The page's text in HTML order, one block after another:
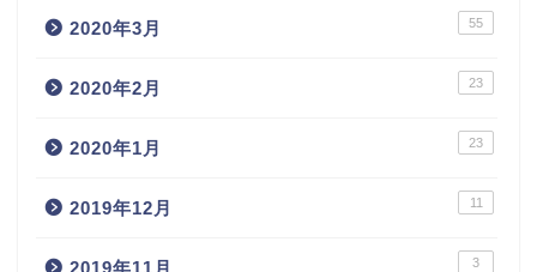
2020年3月 55
2020年2月 23
2020年1月 23
2019年12月 11
2019年11月 3